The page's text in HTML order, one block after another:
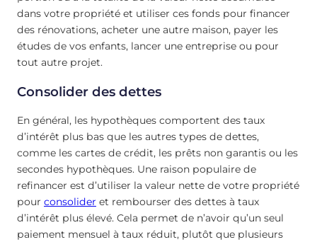
dans votre propriété et utiliser ces fonds pour financer
des rénovations, acheter une autre maison, payer les
études de vos enfants, lancer une entreprise ou pour
tout autre projet.
Consolider des dettes
En général, les hypothèques comportent des taux
d’intérêt plus bas que les autres types de dettes,
comme les cartes de crédit, les prêts non garantis ou les
secondes hypothèques. Une raison populaire de
refinancer est d’utiliser la valeur nette de votre propriété
pour consolider et rembourser des dettes à taux
d’intérêt plus élevé. Cela permet de n’avoir qu’un seul
paiement mensuel à taux réduit, plutôt que plusieurs